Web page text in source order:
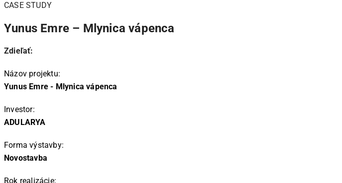
CASE STUDY
Yunus Emre – Mlynica vápenca
Zdieľať:
Názov projektu:
Yunus Emre - Mlynica vápenca
Investor:
ADULARYA
Forma výstavby:
Novostavba
Rok realizácie: